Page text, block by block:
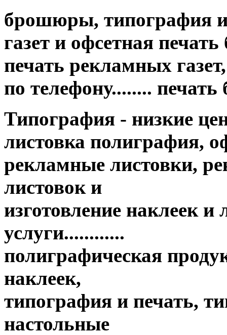
брошюры, типография
газет и офсетная
печать рекламных
по телефону........
Типография - низкие
листовка полиграфия,
рекламные листовки,
листовок и
изготовление наклеек
услуги............
полиграфическая
наклеек,
типография и печать,
настольные